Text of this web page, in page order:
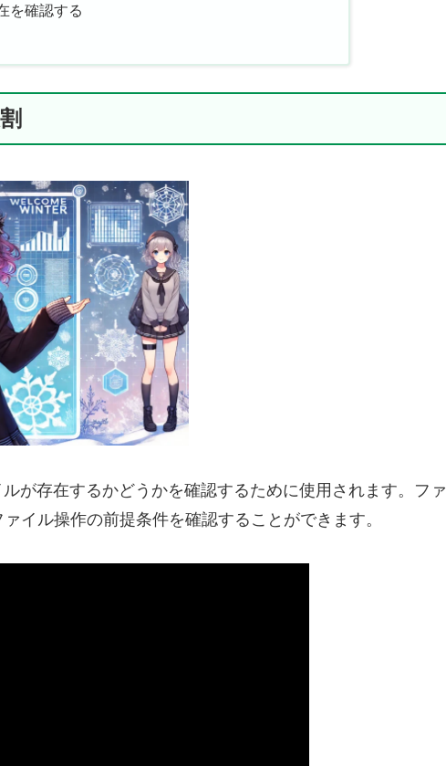
を確認する
が存在するかどうかを確認するために使用されます。ファ
イル操作の前提条件を確認することができます。